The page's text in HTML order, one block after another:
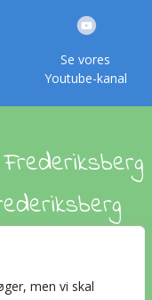
men vi skal
Se vores
Youtube-kanal